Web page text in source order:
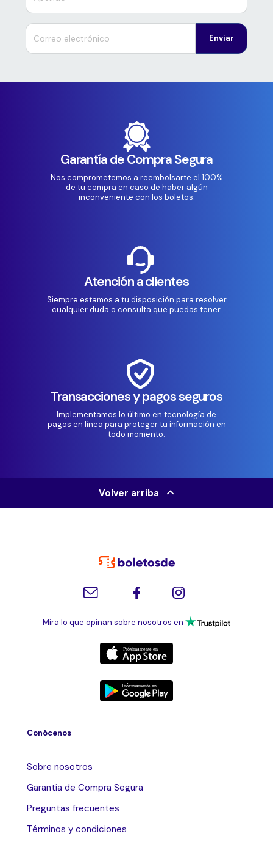
Enviar
Garantía de Compra Segura
Nos comprometemos a reembolsarte el 100%
de tu compra en caso de haber algún
inconveniente con los boletos.
Atención a clientes
Siempre estamos a tu disposición para resolver
cualquier duda o consulta que puedas tener.
Transacciones y pagos seguros
Implementamos lo último en tecnología de
pagos en línea para proteger tu información en
todo momento.
Volver arriba
Mira lo que opinan sobre nosotros en
Conócenos
Sobre nosotros
Garantía de Compra Segura
Preguntas frecuentes
Términos y condiciones